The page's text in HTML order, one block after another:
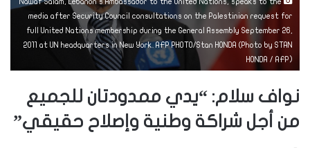
media after Security Council consultations on the Palestinian request for
full United Nations membership during the General Assembly September 26,
2011 at UN headquarters in New York. AFP PHOTO/Stan HONDA (Photo by STAN
HONDA / AFP)
نواف سلام: “يدي ممدودتان للجميع
من أجل شراكة وطنية وإصلاح حقيقي”